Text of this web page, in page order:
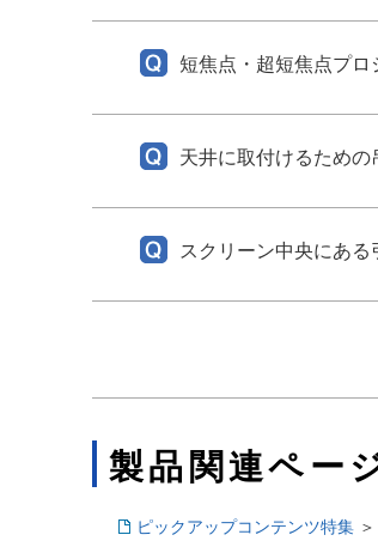
短焦点・超短焦点プロ
天井に取付けるための
スクリーン中央にある
製品関連ペー
ピックアップコンテンツ特集 ＞